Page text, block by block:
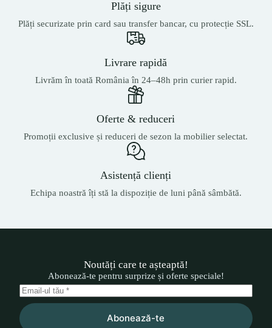
Plăți sigure
Plăți securizate prin card sau transfer bancar, cu protecție SSL.
Livrare rapidă
Livrăm în toată România în 24–48h prin curier rapid.
Oferte & reduceri
Promoții exclusive și reduceri de sezon la mobilier selectat.
Asistență clienți
Echipa noastră îți stă la dispoziție de luni până sâmbătă.
Noutăți care te așteaptă!
Abonează-te pentru surprize și oferte speciale!
Abonează-te